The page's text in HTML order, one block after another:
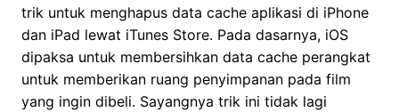
trik untuk menghapus data cache aplikasi di iPhone
dan iPad lewat iTunes Store. Pada dasarnya, iOS
dipaksa untuk membersihkan data cache perangkat
untuk memberikan ruang penyimpanan pada film
yang ingin dibeli. Sayangnya trik ini tidak lagi